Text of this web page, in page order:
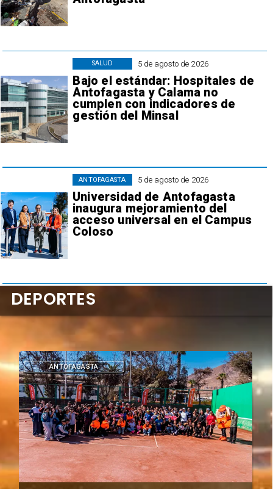
5 de agosto de 2026
Bajo el estándar: Hospitales de
Antofagasta y Calama no
cumplen con indicadores de
gestión del Minsal
SALUD
5 de agosto de 2026
Universidad de Antofagasta
inaugura mejoramiento del
acceso universal en el Campus
Coloso
ANTOFAGASTA
DEPORTES
DEPORTES